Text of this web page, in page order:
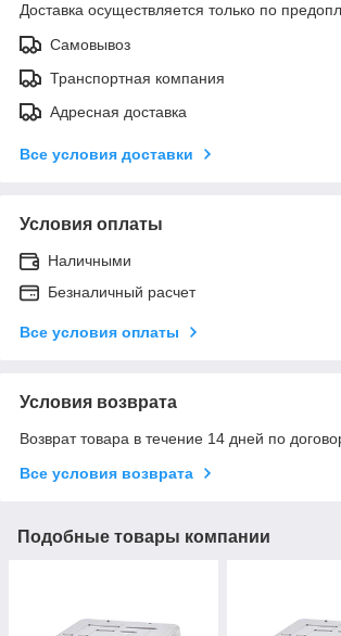
Доставка осуществляется только по
Самовывоз
Транспортная компания
Адресная доставка
Все условия доставки
Условия оплаты
Наличными
Безналичный расчет
Все условия оплаты
Условия возврата
Возврат товара в течение 14 дней по
Все условия возврата
Подобные товары компании